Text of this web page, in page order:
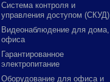
Система контроля и
управления доступом (СКУД)
Видеонаблюдение для дома,
офиса
Гарантированное
электропитание
Оборудование для офиса и